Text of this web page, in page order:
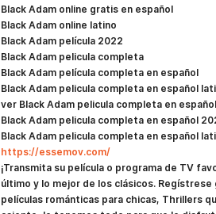
Black Adam online gratis en español
Black Adam online latino
Black Adam película 2022
Black Adam pelicula completa
Black Adam película completa en español
Black Adam pelicula completa en español
ver Black Adam pelicula completa en
Black Adam pelicula completa en español
Black Adam pelicula completa en español
https://essemov.com/
¡Transmita su película o programa de TV
último y lo mejor de los clásicos. Regístrese
películas románticas para chicas, Thrillers